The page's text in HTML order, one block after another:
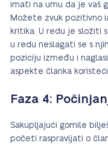
imati na umu da je vaš
Možete zvuk pozitivno
kritika. U redu je složiti
u redu neslagati se s
poziciju između i
aspekte članka
Faza 4:
Sakupljajući gomile
početi raspravljati o